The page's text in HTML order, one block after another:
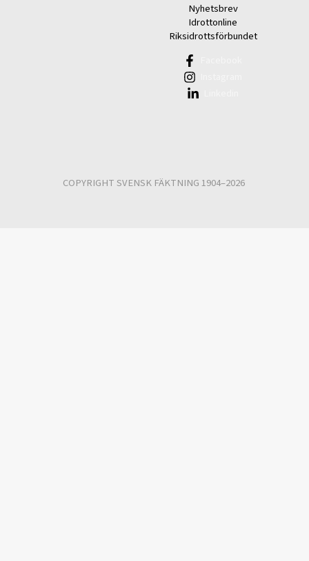
Nyhetsbrev
Idrottonline
Riksidrottsförbundet
COPYRIGHT SVENSK FÄKTNING 1904–2026